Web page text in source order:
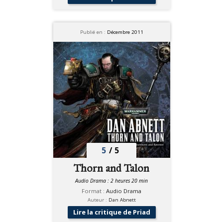
Publié en : Décembre 2011
5 / 5
Thorn and Talon
Audio Drama : 2 heures 20 min
Format : Audio Drama
Auteur : Dan Abnett
Lire la critique de Priad